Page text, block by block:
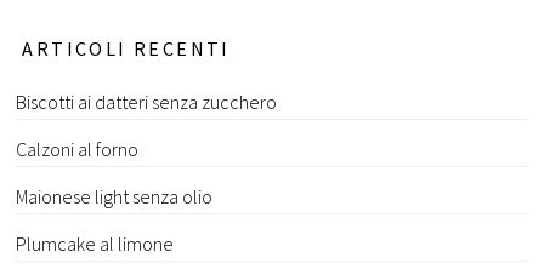
ARTICOLI RECENTI
Biscotti ai datteri senza zucchero
Calzoni al forno
Maionese light senza olio
Plumcake al limone